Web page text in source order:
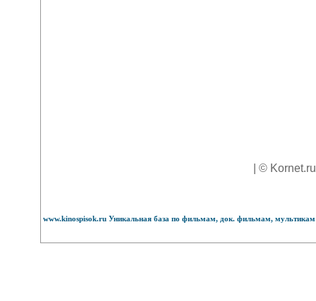
| ©
www.kinospisok.ru Уникальная база по фильмам, док. фильмам,